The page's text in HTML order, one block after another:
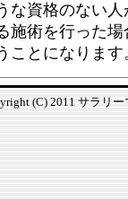
な資格のない
施術を行った
ことになります
(C) 2011 サラリ